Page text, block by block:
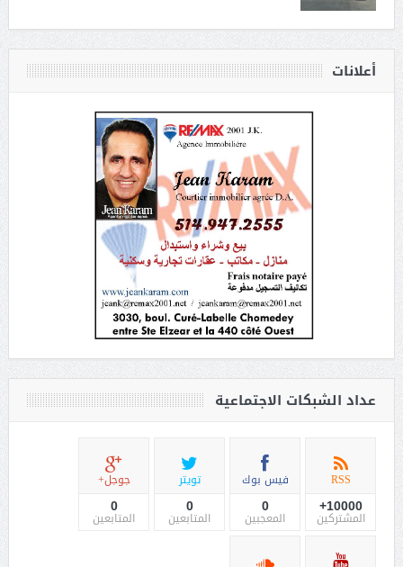
أعلانات
عداد الشبكات الاجتماعية
RSS
10000+
المشتركين
فيس بوك
0
المعجبين
تويتر
0
المتابعين
جوجل+
0
المتابعين